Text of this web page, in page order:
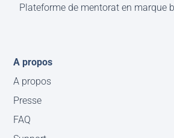
Plateforme de mentorat en marque
A propos
A propos
Presse
FAQ